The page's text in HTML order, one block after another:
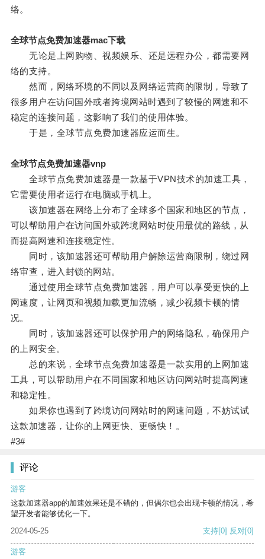
络。
全球节点免费加速器mac下载
无论是上网购物、视频娱乐、还是远程办公，都需要网
络的支持。
然而，网络环境的不同以及网络运营商的限制，导致了
很多用户在访问国外或者跨境网站时遇到了较慢的网速和不
稳定的连接问题，这影响了我们的使用体验。
于是，全球节点免费加速器应运而生。
全球节点免费加速器vnp
全球节点免费加速器是一款基于VPN技术的加速工具，
它需要使用者运行在电脑或手机上。
该加速器在网络上分布了全球多个国家和地区的节点，
可以帮助用户在访问国外或跨境网站时使用最优的路线，从
而提高网速和连接稳定性。
同时，该加速器还可帮助用户解除运营商限制，绕过网
络审查，进入封锁的网站。
通过使用全球节点免费加速器，用户可以享受更快的上
网速度，让网页和视频加载更加流畅，减少视频卡顿的情
况。
同时，该加速器还可以保护用户的网络隐私，确保用户
的上网安全。
总的来说，全球节点免费加速器是一款实用的上网加速
工具，可以帮助用户在不同国家和地区访问网站时提高网速
和稳定性。
如果你也遇到了跨境访问网站时的网速问题，不妨试试
这款加速器，让你的上网更快、更畅快！。
#3#
评论
游客
这款加速器app的加速效果还是不错的，但偶尔也会出现卡顿的情况，希
望开发者能够优化一下。
2024-05-25
支持[0] 反对[0]
游客